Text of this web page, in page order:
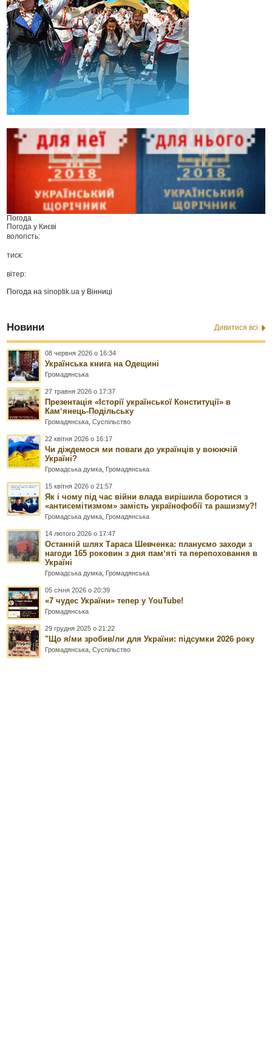
Погода
Погода у Києві
вологість:
тиск:
вітер:
Погода наsinoptik.ua у Вінниці
Новини Дивитися всі
08 червня 2026 о 16:34
Українська книга на Одещині
Громадянська
27 травня 2026 о 17:37
Презентація «Історії української Конституції» в
Камʼянець-Подільську
Громадянська ,Суспільство
22 квітня 2026 о 16:17
Чи діждемося ми поваги до українців у воюючій
Україні?
Громадська думка Громадянська
15 квітня 2026 о 21:57
Як і чому під час війни влада вирішила боротися з
«антисемітизмом» замість українофобії та рашизму?!
Громадська думка Громадянська
14 лютого 2026 о 17:47
Останній шлях Тараса Шевченка: плануємо заходи з
нагоди 165 роковин з дня памʼяті та перепоховання в
Україні
Громадська думка Громадянська
05 січня 2026 о 20:39
«7 чудес України» тепер у YouTube!
Громадянська
29 грудня 2025 о 21:22
"Що я/ми зробив/ли для України: підсумки 2026 року
Громадянська ,Суспільство